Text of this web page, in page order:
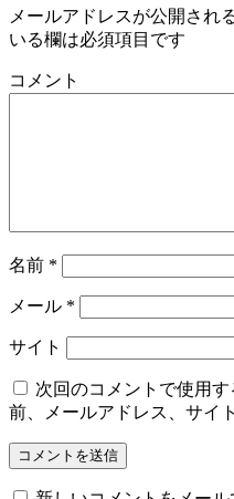
メールアドレスが公開され
いる欄は必須項目です
コメント
名前 *
メール *
サイト
次回のコメントで使用
前、メールアドレス、サイ